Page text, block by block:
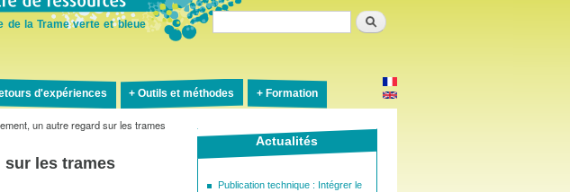
la Trame verte et bleue
d'expériences Outils et méthodes Formation
un autre regard sur les trames
sur les trames
Actualités
Publication technique : Intégrer le